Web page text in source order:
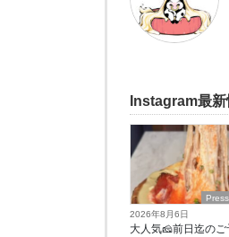
Instagram最新
2026年8月6日
大人気🧀前日迄のご